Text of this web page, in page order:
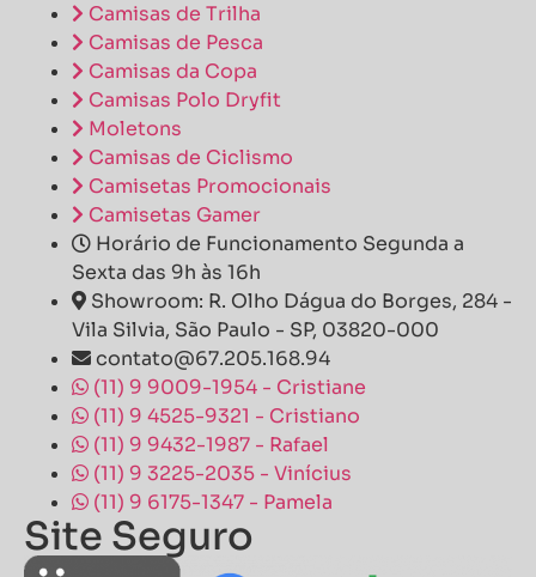
Camisas de Trilha
Camisas de Pesca
Camisas da Copa
Camisas Polo Dryfit
Moletons
Camisas de Ciclismo
Camisetas Promocionais
Camisetas Gamer
Horário de Funcionamento Segunda a
Sexta das 9h às 16h
Showroom: R. Olho Dágua do Borges, 284 -
Vila Silvia, São Paulo - SP, 03820-000
contato@67.205.168.94
(11) 9 9009-1954 - Cristiane
(11) 9 4525-9321 - Cristiano
(11) 9 9432-1987 - Rafael
(11) 9 3225-2035 - Vinícius
(11) 9 6175-1347 - Pamela
Site Seguro